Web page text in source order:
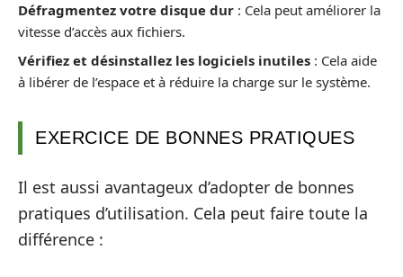
Défragmentez votre disque dur : Cela peut améliorer la
vitesse d’accès aux fichiers.
Vérifiez et désinstallez les logiciels inutiles : Cela aide
à libérer de l’espace et à réduire la charge sur le système.
EXERCICE DE BONNES PRATIQUES
Il est aussi avantageux d’adopter de bonnes
pratiques d’utilisation. Cela peut faire toute la
différence :